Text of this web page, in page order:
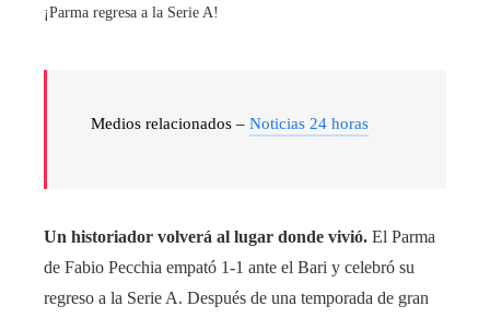
¡Parma regresa a la Serie A!
Medios relacionados – Noticias 24 horas
Un historiador volverá al lugar donde vivió. El Parma
de Fabio Pecchia empató 1-1 ante el Bari y celebró su
regreso a la Serie A. Después de una temporada de gran